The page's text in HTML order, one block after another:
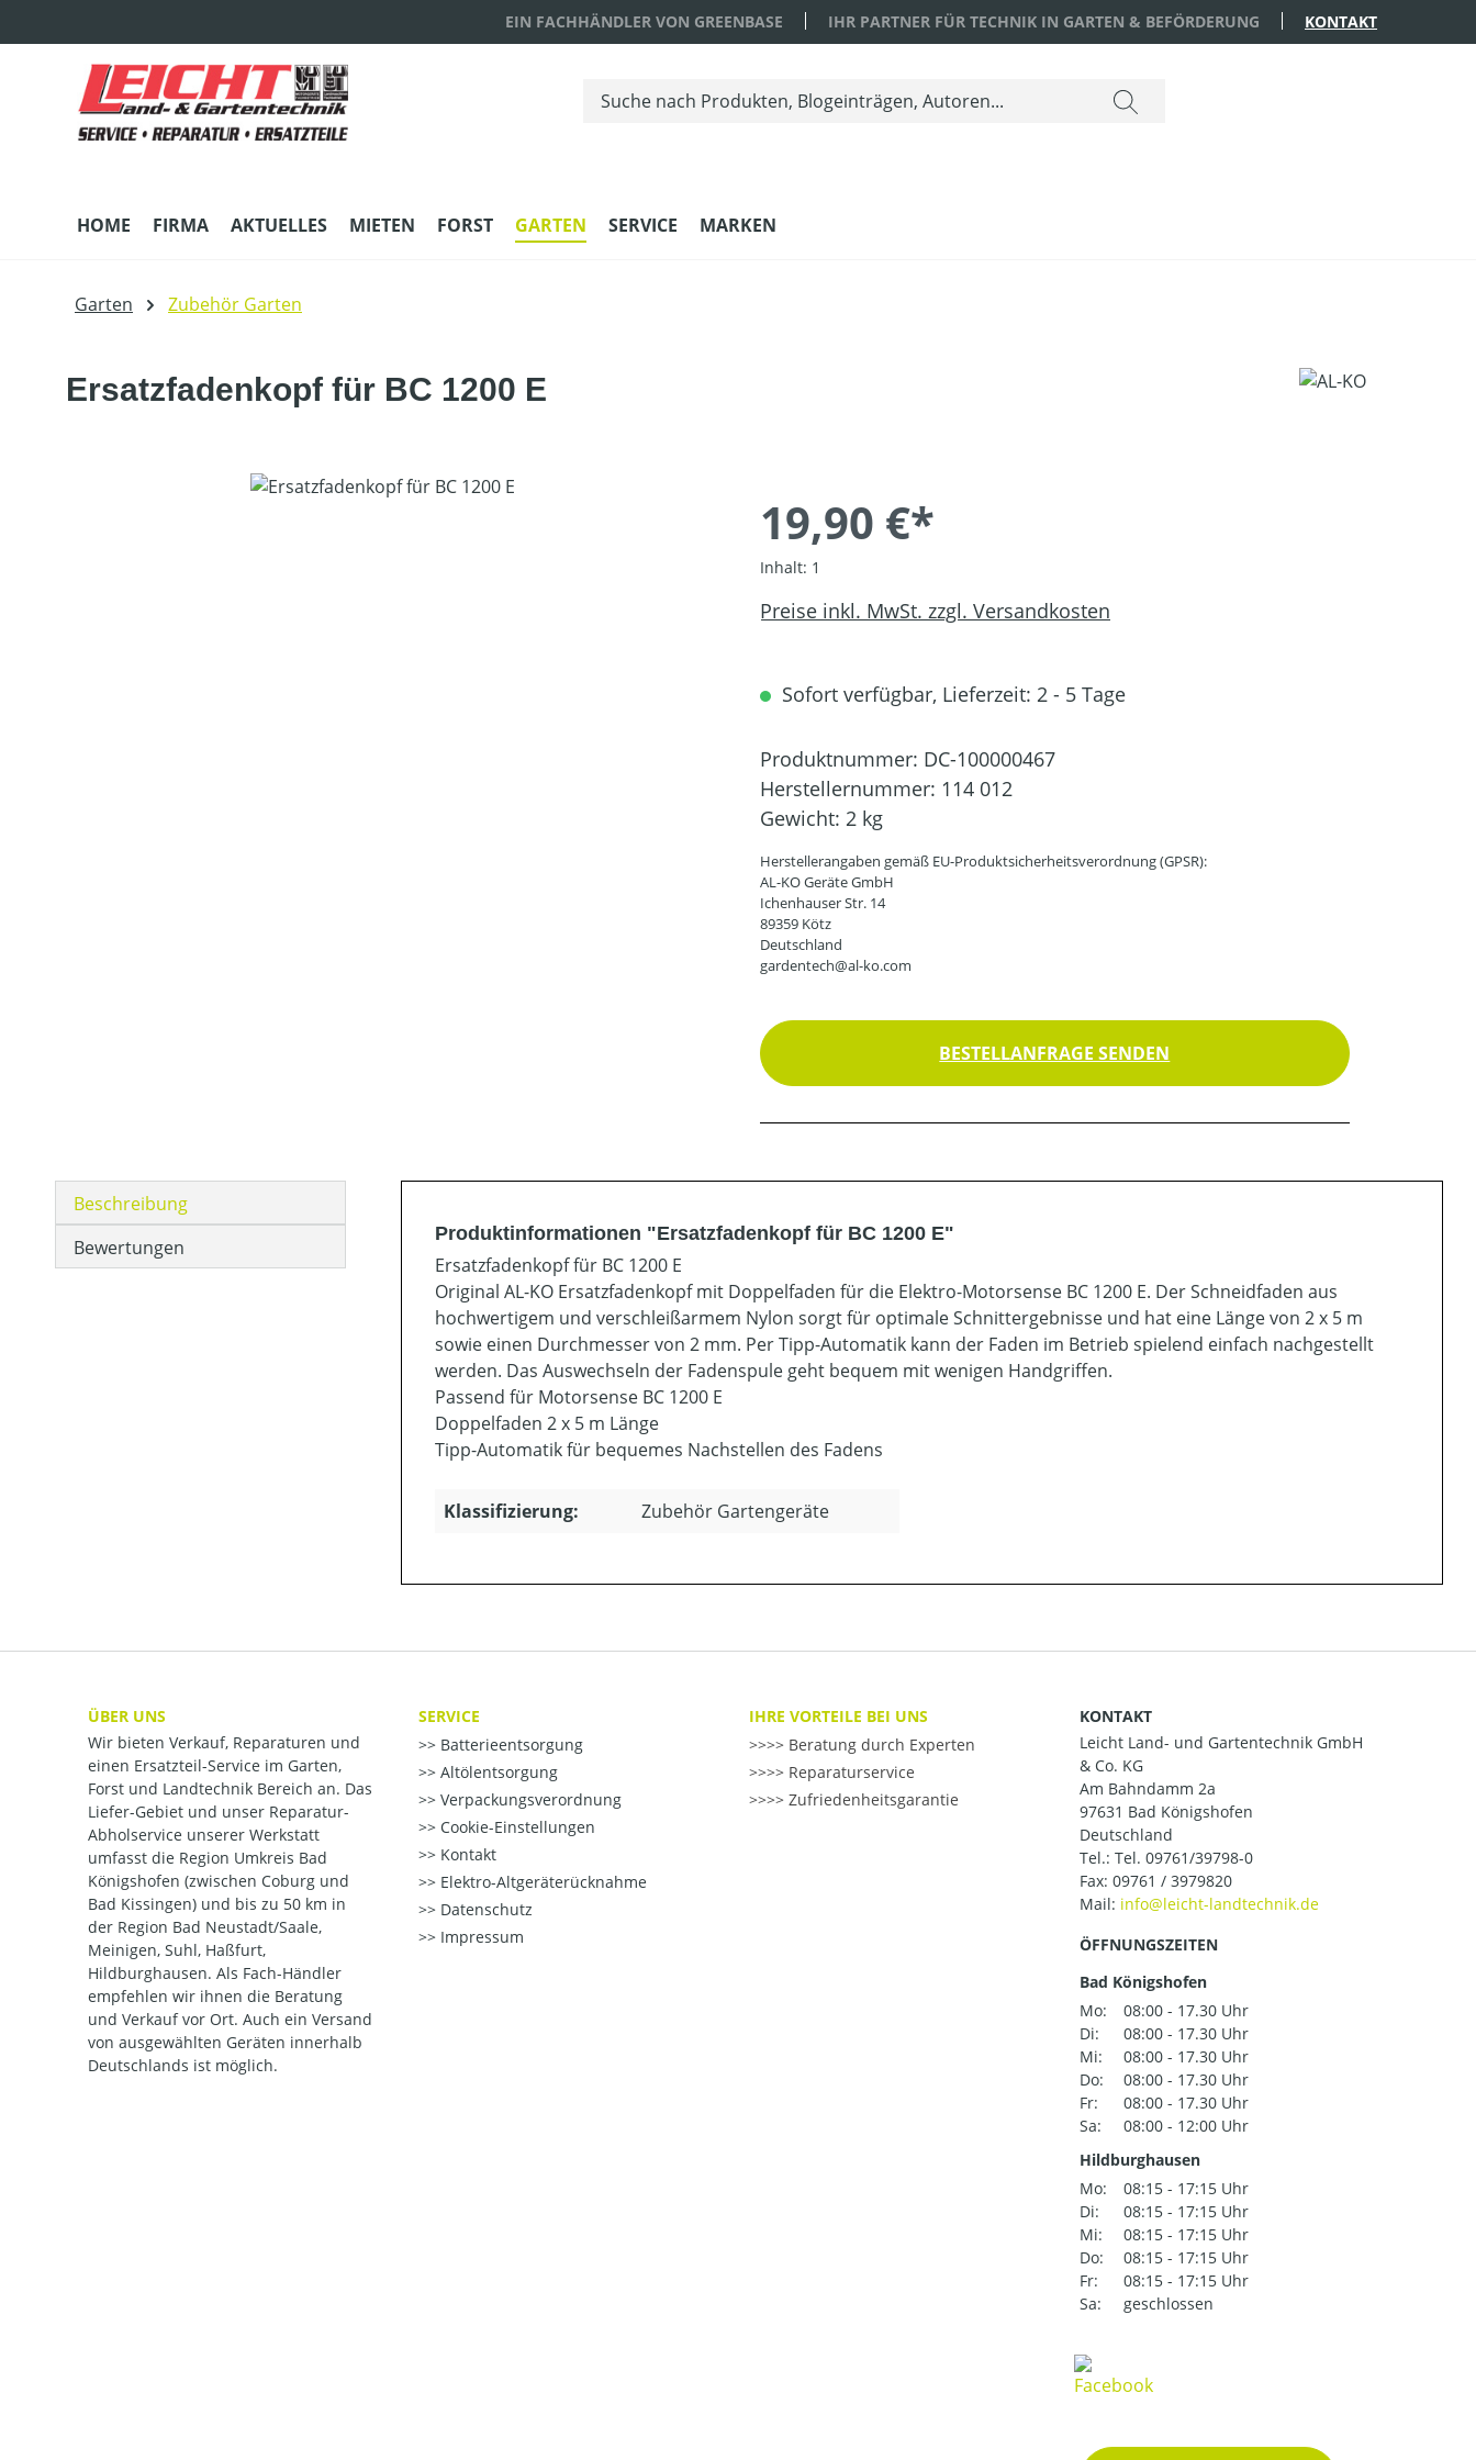
EIN FACHHÄNDLER VON GREENBASE IHR PARTNER FÜR TECHNIK IN GARTEN & BEFÖRDERUNG KONTAKT
HOME FIRMA AKTUELLES MIETEN FORST GARTEN SERVICE MARKEN
Garten Zubehör Garten
Ersatzfadenkopf für BC 1200 E
Bildergalerie überspringen
19,90 €*
Inhalt: 1
Preise inkl. MwSt. zzgl. Versandkosten
Sofort verfügbar, Lieferzeit: 2 - 5 Tage
Produktnummer: DC-100000467
Herstellernummer: 114 012
Gewicht: 2 kg
Herstellerangaben gemäß EU-Produktsicherheitsverordnung (GPSR):
AL-KO Geräte GmbH
Ichenhauser Str. 14
89359 Kötz
Deutschland
gardentech@al-ko.com
BESTELLANFRAGE SENDEN
Beschreibung
Bewertungen
Produktinformationen "Ersatzfadenkopf für BC 1200 E"
Ersatzfadenkopf für BC 1200 E
Original AL-KO Ersatzfadenkopf mit Doppelfaden für die Elektro-Motorsense BC 1200 E. Der Schneidfaden aus
hochwertigem und verschleißarmem Nylon sorgt für optimale Schnittergebnisse und hat eine Länge von 2 x 5 m
sowie einen Durchmesser von 2 mm. Per Tipp-Automatik kann der Faden im Betrieb spielend einfach nachgestellt
werden. Das Auswechseln der Fadenspule geht bequem mit wenigen Handgriffen.
Passend für Motorsense BC 1200 E
Doppelfaden 2 x 5 m Länge
Tipp-Automatik für bequemes Nachstellen des Fadens
Klassifizierung: Zubehör Gartengeräte
ÜBER UNS
Wir bieten Verkauf, Reparaturen und
einen Ersatzteil-Service im Garten,
Forst und Landtechnik Bereich an. Das
Liefer-Gebiet und unser Reparatur-
Abholservice unserer Werkstatt
umfasst die Region Umkreis Bad
Königshofen (zwischen Coburg und
Bad Kissingen) und bis zu 50 km in
der Region Bad Neustadt/Saale,
Meinigen, Suhl, Haßfurt,
Hildburghausen. Als Fach-Händler
empfehlen wir ihnen die Beratung
und Verkauf vor Ort. Auch ein Versand
von ausgewählten Geräten innerhalb
Deutschlands ist möglich.
SERVICE
Batterieentsorgung
Altölentsorgung
Verpackungsverordnung
Cookie-Einstellungen
Kontakt
Elektro-Altgeräterücknahme
Datenschutz
Impressum
IHRE VORTEILE BEI UNS
>> Beratung durch Experten
>> Reparaturservice
>> Zufriedenheitsgarantie
KONTAKT
Leicht Land- und Gartentechnik GmbH
& Co. KG
Am Bahndamm 2a
97631 Bad Königshofen
Deutschland
Tel.: Tel. 09761/39798-0
Fax: 09761 / 3979820
Mail:
ÖFFNUNGSZEITEN
Bad Königshofen
Mo:
08:00 - 17.30 Uhr
Di:
08:00 - 17.30 Uhr
Mi:
08:00 - 17.30 Uhr
Do:
08:00 - 17.30 Uhr
Fr:
08:00 - 17.30 Uhr
Sa:
08:00 - 12:00 Uhr
Hildburghausen
Mo:
08:15 - 17:15 Uhr
Di:
08:15 - 17:15 Uhr
Mi:
08:15 - 17:15 Uhr
Do:
08:15 - 17:15 Uhr
Fr:
08:15 - 17:15 Uhr
Sa:
geschlossen